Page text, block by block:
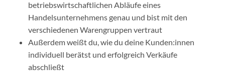
betriebswirtschaftlichen Abläufe eines
Handelsunternehmens genau und bist mit den
verschiedenen Warengruppen vertraut
Außerdem weißt du, wie du deine Kunden:innen
individuell berätst und erfolgreich Verkäufe
abschließt